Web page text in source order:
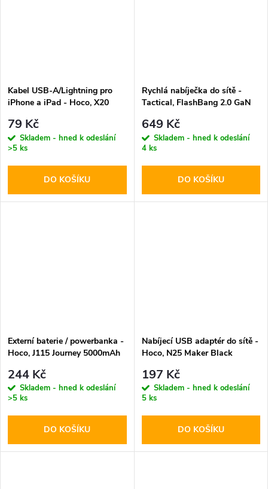
Kabel USB-A/Lightning pro
iPhone a iPad - Hoco, X20
79 Kč
Skladem - hned k odeslání
>5 ks
DO KOŠÍKU
Rychlá nabíječka do sítě -
Tactical, FlashBang 2.0 GaN
649 Kč
Skladem - hned k odeslání
4 ks
DO KOŠÍKU
Externí baterie / powerbanka -
Hoco, J115 Journey 5000mAh
244 Kč
Skladem - hned k odeslání
>5 ks
DO KOŠÍKU
Nabíjecí USB adaptér do sítě -
Hoco, N25 Maker Black
197 Kč
Skladem - hned k odeslání
5 ks
DO KOŠÍKU